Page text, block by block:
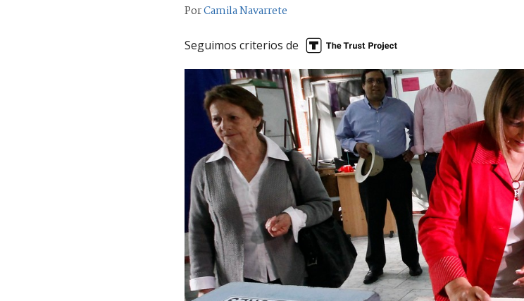
PorCamila Navarrete
Seguimos criterios de